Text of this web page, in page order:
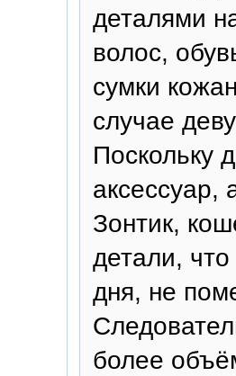
деталями
волос,
сумки
случае
Поскольку
аксессуар,
Зонтик,
детали,
дня, не
более